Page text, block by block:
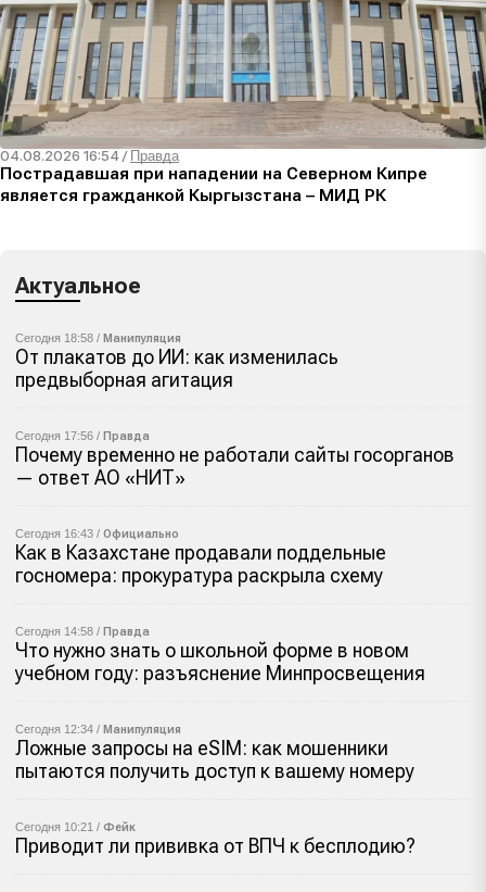
04.08.2026 16:54 / Правда
Пострадавшая при нападении на Северном Кипре
является гражданкой Кыргызстана – МИД РК
Актуальное
Сегодня 18:58 / Манипуляция
От плакатов до ИИ: как изменилась
предвыборная агитация
Сегодня 17:56 / Правда
Почему временно не работали сайты госорганов
— ответ АО «НИТ»
Сегодня 16:43 / Официально
Как в Казахстане продавали поддельные
госномера: прокуратура раскрыла схему
Сегодня 14:58 / Правда
Что нужно знать о школьной форме в новом
учебном году: разъяснение Минпросвещения
Сегодня 12:34 / Манипуляция
Ложные запросы на eSIM: как мошенники
пытаются получить доступ к вашему номеру
Сегодня 10:21 / Фейк
Приводит ли прививка от ВПЧ к бесплодию?